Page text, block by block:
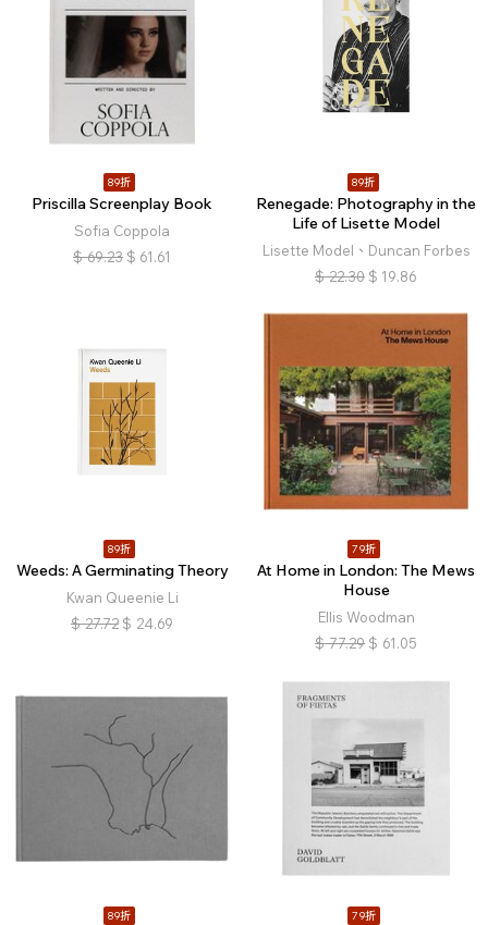
89折
Priscilla Screenplay Book
Sofia Coppola
$ 69.23 $ 61.61
89折
Renegade: Photography in the
Life of Lisette Model
Lisette Model、Duncan Forbes
$ 22.30 $ 19.86
89折
Weeds: A Germinating Theory
Kwan Queenie Li
$ 27.72 $ 24.69
79折
At Home in London: The Mews
House
Ellis Woodman
$ 77.29 $ 61.05
89折 79折